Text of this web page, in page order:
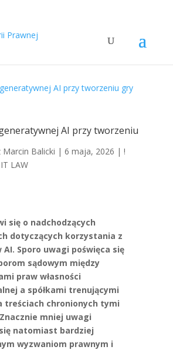
AI przy tworzeniu
Marcin Balicki | 6 maja, 2026 | !
IT LAW
się o nadchodzących
dotyczących korzystania z
Sporo uwagi poświęca się
sądowym między
praw własności
a spółkami trenującymi
treściach chronionych tymi
mniej uwagi
natomiast bardziej
wyzwaniom prawnym i